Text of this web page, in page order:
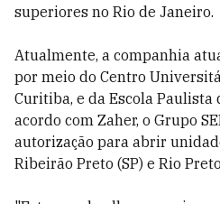
superiores no Rio de Janeiro.
Atualmente, a companhia
por meio do Centro
Curitiba, e da Escola Paulista
acordo com Zaher, o Grupo
autorização para abrir
Ribeirão Preto (SP) e Rio